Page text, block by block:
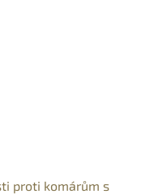
proti komárům s